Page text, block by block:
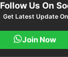
Follow Us On
Get Latest Update
Join Now